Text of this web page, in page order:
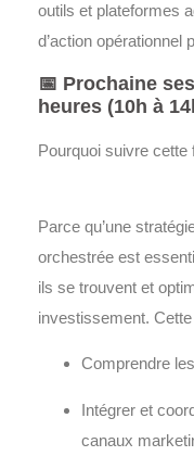
outils et plateformes
d’action opérationnel
📅 Prochaine
heures (10h à
Pourquoi suivre cette
Parce qu’une
orchestrée est
ils se trouvent et
investissement.
Comprendre
Intégrer et
canaux